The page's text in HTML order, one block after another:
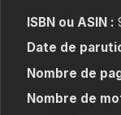
traumatismes.
Il est prêt à
Mais à force
lui-même du
ISBN ou ASIN :
Date de
Nombre de
Nombre de